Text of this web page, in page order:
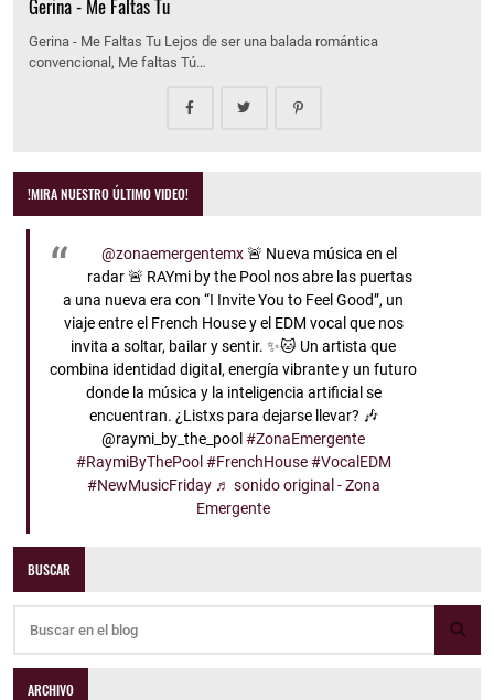
Gerina - Me Faltas Tu
Gerina - Me Faltas Tu Lejos de ser una balada romántica
convencional, Me faltas Tú…
!MIRA NUESTRO ÚLTIMO VIDEO!
@zonaemergentemx🚨 Nueva música en el
radar 🚨 RAYmi by the Pool nos abre las puertas
a una nueva era con “I Invite You to Feel Good”, un
viaje entre el French House y el EDM vocal que nos
invita a soltar, bailar y sentir. ✨🐱 Un artista que
combina identidad digital, energía vibrante y un futuro
donde la música y la inteligencia artificial se
encuentran. ¿Listxs para dejarse llevar? 🎶
@raymi_by_the_pool#ZonaEmergente
#RaymiByThePool #FrenchHouse #VocalEDM
#NewMusicFriday ♬ sonido original - Zona
Emergente
BUSCAR
ARCHIVO